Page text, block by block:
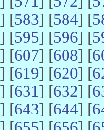
] [583] [584] [
] [595] [596] [
] [607] [608] [
] [619] [620] [
] [631] [632] [
] [643] [644] [